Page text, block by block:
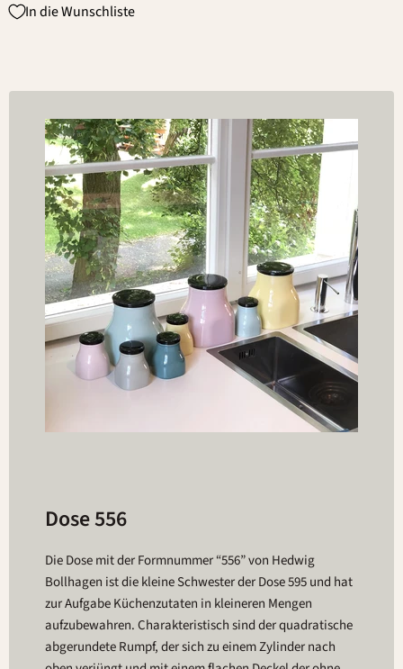
In die Wunschliste
Dose 556
Die Dose mit der Formnummer “556” von Hedwig
Bollhagen ist die kleine Schwester der Dose 595 und hat
zur Aufgabe Küchenzutaten in kleineren Mengen
aufzubewahren. Charakteristisch sind der quadratische
abgerundete Rumpf, der sich zu einem Zylinder nach